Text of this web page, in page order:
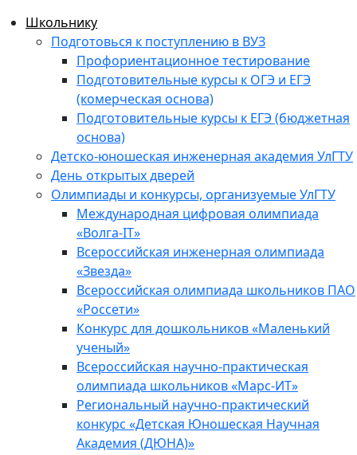
Школьнику
Подготовься к поступлению в ВУЗ
Профориентационное тестирование
Подготовительные курсы к ОГЭ и ЕГЭ
(комерческая основа)
Подготовительные курсы к ЕГЭ (бюджетная
основа)
Детско-юношеская инженерная академия УлГТУ
День открытых дверей
Олимпиады и конкурсы, организуемые УлГТУ
Международная цифровая олимпиада
«Волга-IT»
Всероссийская инженерная олимпиада
«Звезда»
Всероссийская олимпиада школьников ПАО
«Россети»
Конкурс для дошкольников «Маленький
ученый»
Всероссийская научно-практическая
олимпиада школьников «Марс-ИТ»
Региональный научно-практический
конкурс «Детская Юношеская Научная
Академия (ДЮНА)»